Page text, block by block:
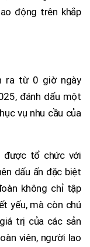
động trên khắp
ra từ 0 giờ ngày
đánh dấu một
vụ nhu cầu của
được tổ chức với
dấu ấn đặc biệt
không chỉ tập
yếu, mà còn chú
trị của các sản
viên, người lao